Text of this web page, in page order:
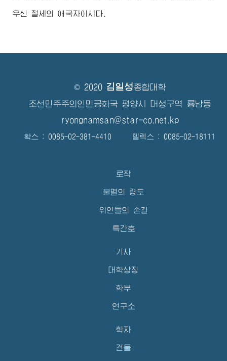
우신 절세의 애국자이시다.
© 2020 김일성종합대학
조선민주주의인민공화국 평양시 대성구역 룡남동
ryongnamsan@star-co.net.kp
확스 : 0085-02-381-4410 텔렉스 : 0085-02-18111
로작
불멸의 령도
위인들의 손길
특간호
기사
대학상징
학부
연구소
학자
건물